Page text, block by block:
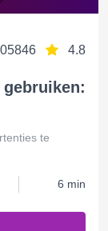
4.8
gebruiken:
te
6 min